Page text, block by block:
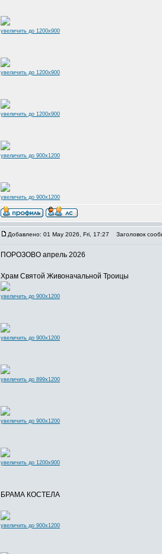
увеличить до 1200x900
увеличить до 1200x900
увеличить до 1200x900
увеличить до 900x1200
увеличить до 900x1200
Добавлено: 01 May 2026, Fri, 17:27 Заголовок
ПОРОЗОВО апрель 2026
Храм Святой Живоначальной Троицы
увеличить до 900x1200
увеличить до 900x1200
увеличить до 899x1200
увеличить до 900x1200
увеличить до 1200x900
БРАМА КОСТЕЛА
увеличить до 900x1200